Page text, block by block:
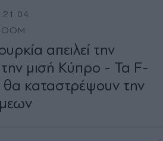
21:04
απειλεί την
την μισή Κύπρο - Τα F-
καταστρέψουν την